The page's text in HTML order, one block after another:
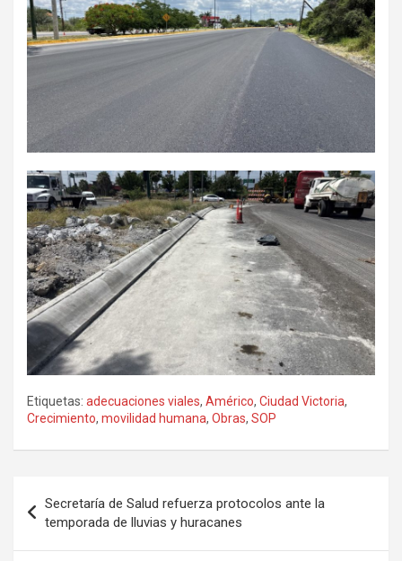
Etiquetas: adecuaciones viales, Américo, Ciudad Victoria,
Crecimiento, movilidad humana, Obras, SOP
de
entradas
Secretaría de Salud refuerza protocolos ante la
temporada de lluvias y huracanes